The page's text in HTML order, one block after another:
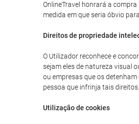
OnlineTravel honrará a
medida em que seria óbvio
Direitos de propriedade
O Utilizador reconhece e
sejam eles de natureza visual
ou empresas que os
pessoa que infrinja tais direitos.
Utilização de cookies